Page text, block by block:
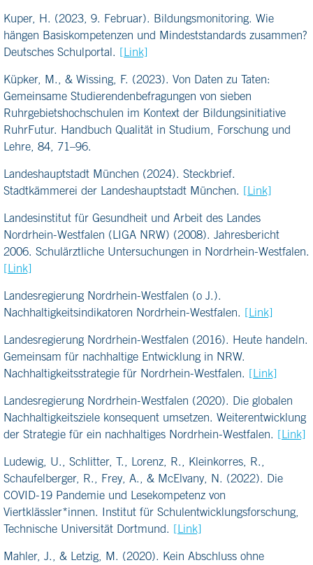
Kuper, H. (2023, 9. Februar). Bildungsmonitoring. Wie
hängen Basiskompetenzen und Mindeststandards zusammen?
Deutsches Schulportal. [Link]
Küpker, M., & Wissing, F. (2023). Von Daten zu Taten:
Gemeinsame Studierendenbefragungen von sieben
Ruhrgebietshochschulen im Kontext der Bildungsinitiative
RuhrFutur. Handbuch Qualität in Studium, Forschung und
Lehre, 84, 71–96.
Landeshauptstadt München (2024). Steckbrief.
Stadtkämmerei der Landeshauptstadt München. [Link]
Landesinstitut für Gesundheit und Arbeit des Landes
Nordrhein-Westfalen (LIGA NRW) (2008). Jahresbericht
2006. Schulärztliche Untersuchungen in Nordrhein-Westfalen.
[Link]
Landesregierung Nordrhein-Westfalen (o J.).
Nachhaltigkeitsindikatoren Nordrhein-Westfalen. [Link]
Landesregierung Nordrhein-Westfalen (2016). Heute handeln.
Gemeinsam für nachhaltige Entwicklung in NRW.
Nachhaltigkeitsstrategie für Nordrhein-Westfalen. [Link]
Landesregierung Nordrhein-Westfalen (2020). Die globalen
Nachhaltigkeitsziele konsequent umsetzen. Weiterentwicklung
der Strategie für ein nachhaltiges Nordrhein-Westfalen. [Link]
Ludewig, U., Schlitter, T., Lorenz, R., Kleinkorres, R.,
Schaufelberger, R., Frey, A., & McElvany, N. (2022). Die
COVID-19 Pandemie und Lesekompetenz von
Viertklässler*innen. Institut für Schulentwicklungsforschung,
Technische Universität Dortmund. [Link]
Mahler, J., & Letzig, M. (2020). Kein Abschluss ohne